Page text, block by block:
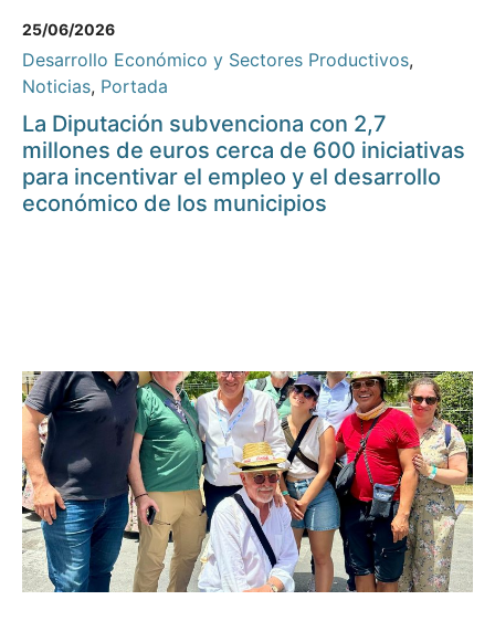
25/06/2026
Desarrollo Económico y Sectores Productivos,
Noticias, Portada
La Diputación subvenciona con 2,7
millones de euros cerca de 600 iniciativas
para incentivar el empleo y el desarrollo
económico de los municipios